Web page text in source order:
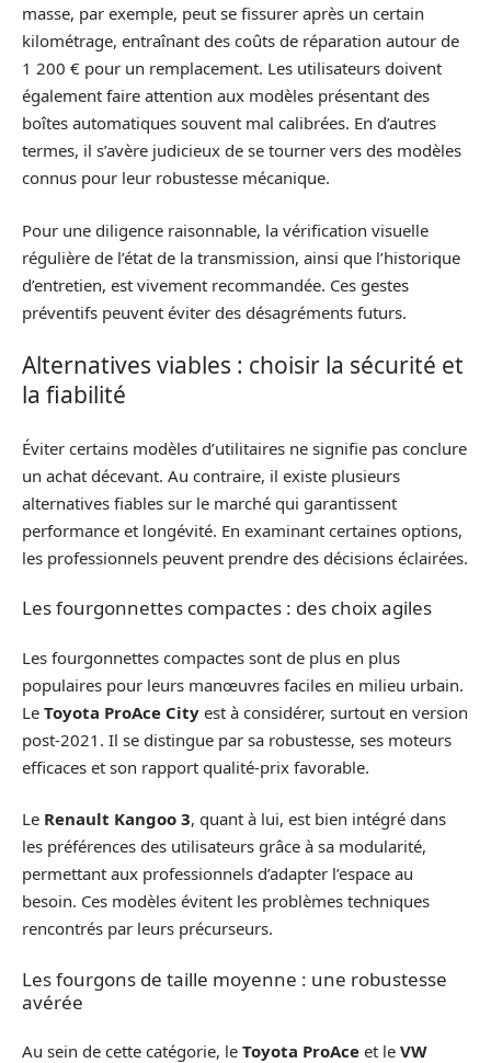
masse, par exemple, peut se fissurer après un certain
kilométrage, entraînant des coûts de réparation autour de
1 200 € pour un remplacement. Les utilisateurs doivent
également faire attention aux modèles présentant des
boîtes automatiques souvent mal calibrées. En d’autres
termes, il s’avère judicieux de se tourner vers des modèles
connus pour leur robustesse mécanique.
Pour une diligence raisonnable, la vérification visuelle
régulière de l’état de la transmission, ainsi que l’historique
d’entretien, est vivement recommandée. Ces gestes
préventifs peuvent éviter des désagréments futurs.
Alternatives viables : choisir la sécurité et
la fiabilité
Éviter certains modèles d’utilitaires ne signifie pas conclure
un achat décevant. Au contraire, il existe plusieurs
alternatives fiables sur le marché qui garantissent
performance et longévité. En examinant certaines options,
les professionnels peuvent prendre des décisions éclairées.
Les fourgonnettes compactes : des choix agiles
Les fourgonnettes compactes sont de plus en plus
populaires pour leurs manœuvres faciles en milieu urbain.
Le Toyota ProAce City est à considérer, surtout en version
post-2021. Il se distingue par sa robustesse, ses moteurs
efficaces et son rapport qualité-prix favorable.
Le Renault Kangoo 3, quant à lui, est bien intégré dans
les préférences des utilisateurs grâce à sa modularité,
permettant aux professionnels d’adapter l’espace au
besoin. Ces modèles évitent les problèmes techniques
rencontrés par leurs précurseurs.
Les fourgons de taille moyenne : une robustesse
avérée
Au sein de cette catégorie, le Toyota ProAce et le VW